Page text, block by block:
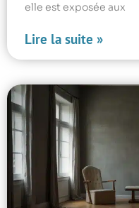
elle est exposée aux
Lire la suite »